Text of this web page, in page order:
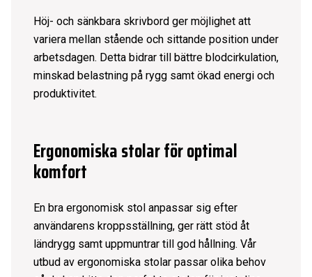
Höj- och sänkbara skrivbord ger möjlighet att
variera mellan stående och sittande position under
arbetsdagen. Detta bidrar till bättre blodcirkulation,
minskad belastning på rygg samt ökad energi och
produktivitet.
Ergonomiska stolar för optimal
komfort
En bra ergonomisk stol anpassar sig efter
användarens kroppsställning, ger rätt stöd åt
ländrygg samt uppmuntrar till god hållning. Vår
utbud av ergonomiska stolar passar olika behov